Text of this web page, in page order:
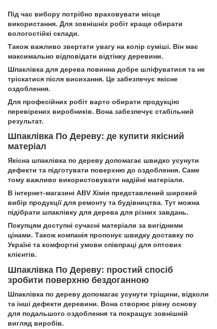
Під час вибору потрібно враховувати місце
використання. Для зовнішніх робіт краще обирати
вологостійкі склади.
Також важливо звертати увагу на колір суміші. Він має
максимально відповідати відтінку деревини.
Шпаклівка для дерева повинна добре шліфуватися та не
тріскатися після висихання. Це забезпечує якісне
оздоблення.
Для професійних робіт варто обирати продукцію
перевірених виробників. Вона забезпечує стабільний
результат.
Шпаклівка По Дереву: де купити якісний
матеріал
Якісна шпаклівка по дереву допомагає швидко усунути
дефекти та підготувати поверхню до оздоблення. Саме
тому важливо використовувати надійні матеріали.
В інтернет-магазині ABV Хімія представлений широкий
вибір продукції для ремонту та будівництва. Тут можна
підібрати шпаклівку для дерева для різних завдань.
Покупцям доступні сучасні матеріали за вигідними
цінами. Також компанія пропонує швидку доставку по
Україні та комфортні умови співпраці для оптових
клієнтів.
Шпаклівка По Дереву: простий спосіб
зробити поверхню бездоганною
Шпаклівка по дереву допомагає усунути тріщини, відколи
та інші дефекти деревини. Вона створює рівну основу
для подальшого оздоблення та покращує зовнішній
вигляд виробів.